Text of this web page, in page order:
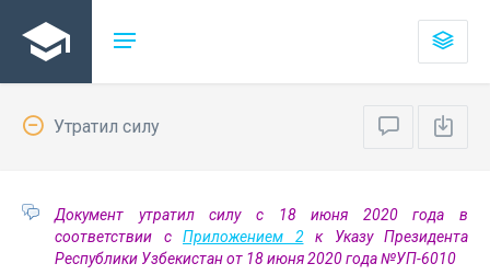
Утратил силу
Документ утратил силу с 18 июня 2020 года в
соответствии с Приложением 2к Указу Президента
Республики Узбекистан от 18 июня 2020 года №УП-6010